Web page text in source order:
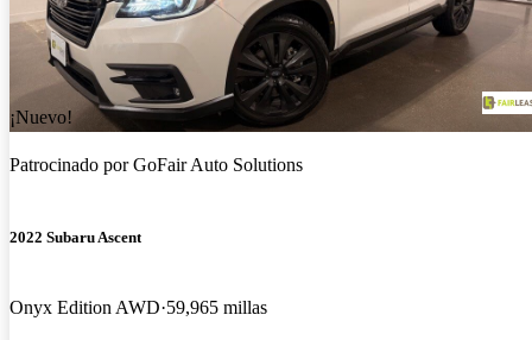
¡Nuevo!
Patrocinado porGoFair Auto Solutions
2022 Subaru Ascent
Onyx Edition AWD 59,965 millas